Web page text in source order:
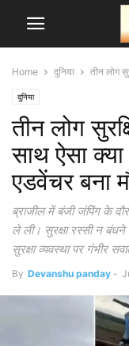
Home दुनिया तीन लोग
दुनिया
तीन लोग
साथ ऐसा
एडवेंचर बना
ब्राजील में बंजी जंपिंग के
ले ली। सुरक्षा रस्सी न
सुरक्षा व्यवस्था पर गंभीर
By Devanshu panday -